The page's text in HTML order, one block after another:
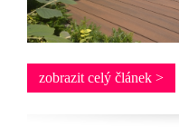
zobrazit celý článek >